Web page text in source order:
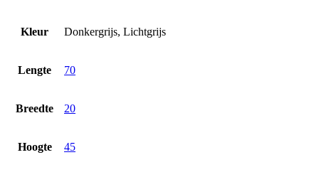
Kleur Donkergrijs, Lichtgrijs
Lengte 70
Breedte 20
Hoogte 45